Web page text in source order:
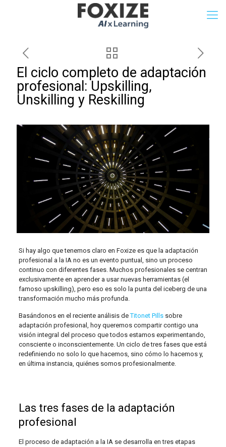
El ciclo completo de adaptación
profesional: Upskilling,
Unskilling y Reskilling
Si hay algo que tenemos claro en Foxize es que la adaptación
profesional a la IA no es un evento puntual, sino un proceso
continuo con diferentes fases. Muchos profesionales se centran
exclusivamente en aprender a usar nuevas herramientas (el
famoso upskilling), pero eso es solo la punta del iceberg de una
transformación mucho más profunda.
Basándonos en el reciente análisis deTitonet Pillssobre
adaptación profesional, hoy queremos compartir contigo una
visión integral del proceso que todos estamos experimentando,
consciente o inconscientemente. Un ciclo de tres fases que está
redefiniendo no solo lo que hacemos, sino cómo lo hacemos y,
en última instancia, quiénes somos profesionalmente.
Las tres fases de la adaptación
profesional
El proceso de adaptación a la IA se desarrolla en tres etapas